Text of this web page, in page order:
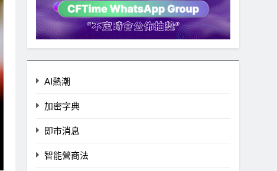
AI熱潮
加密字典
即市消息
智能營商法